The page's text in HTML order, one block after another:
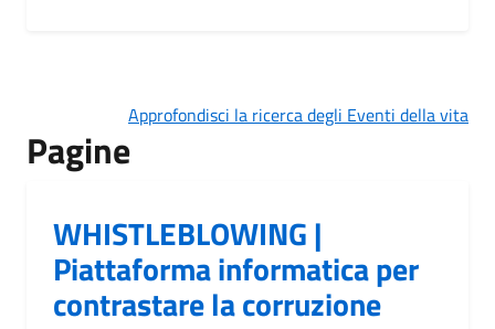
Approfondisci la ricerca degli Eventi della vita
Pagine
WHISTLEBLOWING |
Piattaforma informatica per
contrastare la corruzione